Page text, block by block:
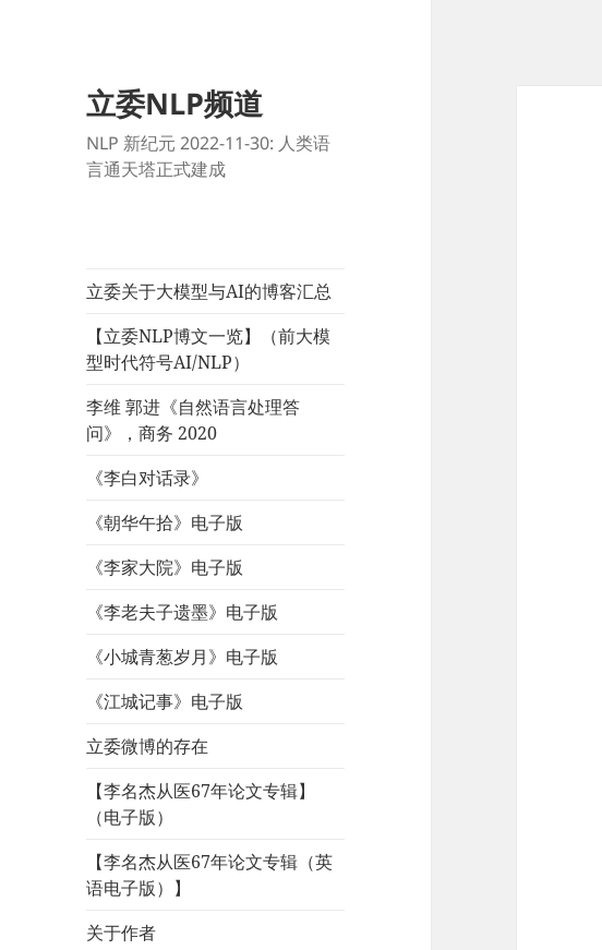
立委NLP频道
NLP 新纪元 2022-11-30: 人类语
言通天塔正式建成
立委关于大模型与AI的博客汇总
【立委NLP博文一览】（前大模
型时代符号AI/NLP）
李维 郭进《自然语言处理答
问》，商务 2020
《李白对话录》
《朝华午拾》电子版
《李家大院》电子版
《李老夫子遗墨》电子版
《小城青葱岁月》电子版
《江城记事》电子版
立委微博的存在
【李名杰从医67年论文专辑】
（电子版）
【李名杰从医67年论文专辑（英
语电子版）】
关于作者